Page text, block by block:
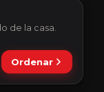
de la casa.
Ordenar